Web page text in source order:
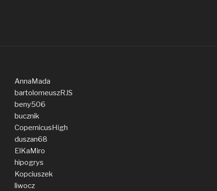
AnnaMada
bartolomeuszRJS
beny506
bucznik
CopernicusHigh
duszan68
ElKaMiro
hipogrys
Kopciuszek
liwocz